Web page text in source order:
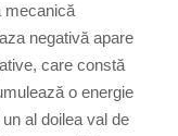
mecanică
negativă apare
care constă
o energie
al doilea val de